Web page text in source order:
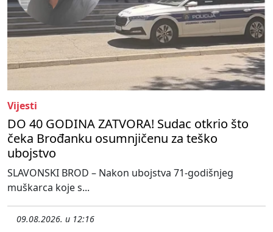
Vijesti
DO 40 GODINA ZATVORA! Sudac otkrio što
čeka Brođanku osumnjičenu za teško
ubojstvo
SLAVONSKI BROD – Nakon ubojstva 71-godišnjeg
muškarca koje s...
09.08.2026. u 12:16